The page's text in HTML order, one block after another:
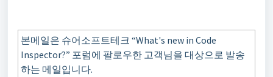
본메일은 슈어소프트테크 “What's new in Code
Inspector?” 포럼에 팔로우한 고객님을 대상으로 발송
하는 메일입니다.